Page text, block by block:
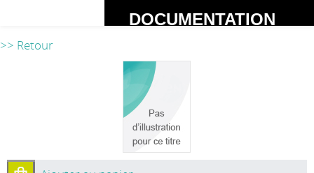
DOCUMENTATION
DEPENDANCES
>> Retour